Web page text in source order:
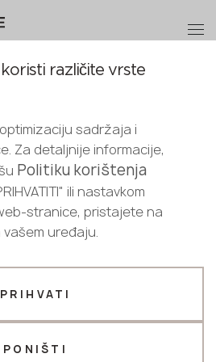
22
partner
koji odgovaraju vašem
sve
podatke ili nas
telefonom
602 20 22
će vas kontaktirati u
roku
različite vrste
sadržaja i
Za detaljnije informacije,
Politiku korištenja
ili nastavkom
stranice, pristajete na
uređaju.
PONIŠTI
PRIHVATI